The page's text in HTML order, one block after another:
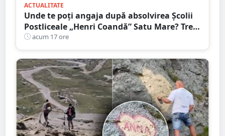
ACTUALITATE
Unde te poți angaja după absolvirea Școlii
Postliceale „Henri Coandă” Satu Mare? Trei
calificări medicale, numeroase oportunități
de carieră
acum 17 ore